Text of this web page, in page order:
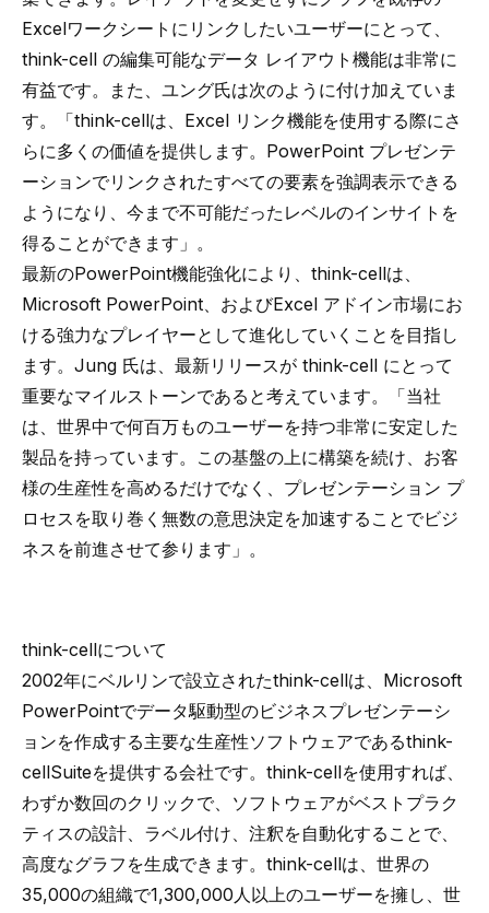
Excelワークシートにリンクしたいユーザーにとって、
think-cell の編集可能なデータ レイアウト機能は非常に
有益です。また、ユング氏は次のように付け加えていま
す。「think-cellは、Excel リンク機能を使用する際にさ
らに多くの価値を提供します。PowerPoint プレゼンテ
ーションでリンクされたすべての要素を強調表示できる
ようになり、今まで不可能だったレベルのインサイトを
得ることができます」。
最新のPowerPoint機能強化により、think-cellは、
Microsoft PowerPoint、およびExcel アドイン市場にお
ける強力なプレイヤーとして進化していくことを目指し
ます。Jung 氏は、最新リリースが think-cell にとって
重要なマイルストーンであると考えています。「当社
は、世界中で何百万ものユーザーを持つ非常に安定した
製品を持っています。この基盤の上に構築を続け、お客
様の生産性を高めるだけでなく、プレゼンテーション プ
ロセスを取り巻く無数の意思決定を加速することでビジ
ネスを前進させて参ります」。
think-cellについて
2002年にベルリンで設立されたthink-cellは、Microsoft
PowerPointでデータ駆動型のビジネスプレゼンテーシ
ョンを作成する主要な生産性ソフトウェアであるthink-
cellSuiteを提供する会社です。 think-cellを使用すれば、
わずか数回のクリックで、ソフトウェアがベストプラク
ティスの設計、ラベル付け、注釈を自動化することで、
高度なグラフを生成できます。 think-cellは、世界の
35,000の組織で1,300,000人以上のユーザーを擁し、世